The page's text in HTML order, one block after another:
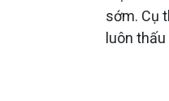
sớm. Cụ
luôn thấu